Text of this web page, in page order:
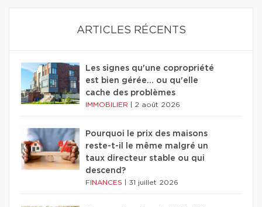
ARTICLES RÉCENTS
Les signes qu'une copropriété
est bien gérée… ou qu'elle
cache des problèmes
IMMOBILIER 2 août 2026
Pourquoi le prix des maisons
reste-t-il le même malgré un
taux directeur stable ou qui
descend?
FINANCES 31 juillet 2026